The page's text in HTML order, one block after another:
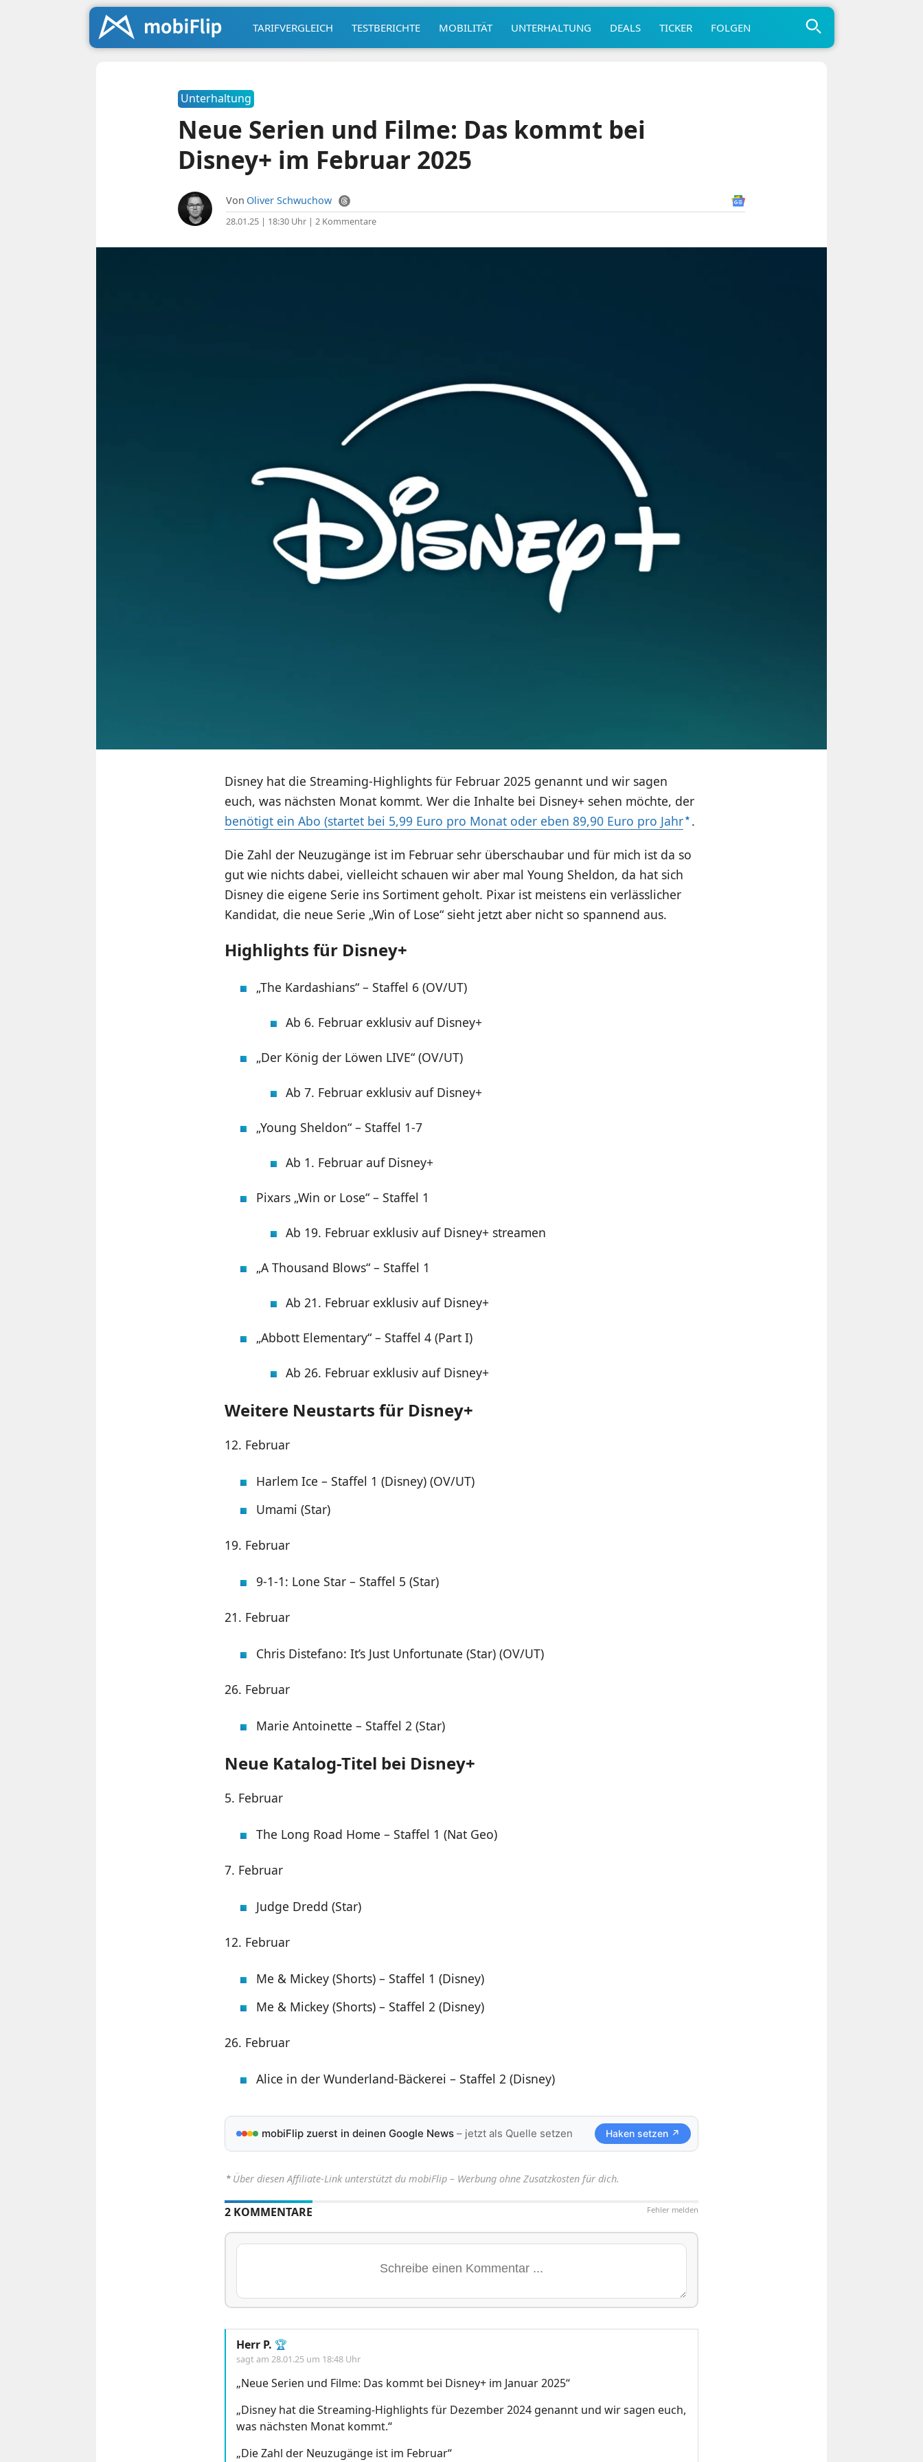
TARIFVERGLEICH TESTBERICHTE MOBILITÄT UNTERHALTUNG DEALS TICKER FOLGEN
Unterhaltung
Neue Serien und Filme: Das kommt bei
Disney+ im Februar 2025
Von Oliver Schwuchow
28.01.25 | 18:30 Uhr| 2 Kommentare
Disney hat die Streaming-Highlights für Februar 2025 genannt und wir sagen
euch, was nächsten Monat kommt. Wer die Inhalte bei Disney+ sehen möchte, der
benötigt ein Abo (startet bei 5,99 Euro pro Monat oder eben 89,90 Euro pro Jahr .
Die Zahl der Neuzugänge ist im Februar sehr überschaubar und für mich ist da so
gut wie nichts dabei, vielleicht schauen wir aber mal Young Sheldon, da hat sich
Disney die eigene Serie ins Sortiment geholt. Pixar ist meistens ein verlässlicher
Kandidat, die neue Serie „Win of Lose“ sieht jetzt aber nicht so spannend aus.
Highlights für Disney+
„The Kardashians“ – Staffel 6 (OV/UT)
Ab 6. Februar exklusiv auf Disney+
„Der König der Löwen LIVE“ (OV/UT)
Ab 7. Februar exklusiv auf Disney+
„Young Sheldon“ – Staffel 1-7
Ab 1. Februar auf Disney+
Pixars „Win or Lose“ – Staffel 1
Ab 19. Februar exklusiv auf Disney+ streamen
„A Thousand Blows“ – Staffel 1
Ab 21. Februar exklusiv auf Disney+
„Abbott Elementary“ – Staffel 4 (Part I)
Ab 26. Februar exklusiv auf Disney+
Weitere Neustarts für Disney+
12. Februar
Harlem Ice – Staffel 1 (Disney) (OV/UT)
Umami (Star)
19. Februar
9-1-1: Lone Star – Staffel 5 (Star)
21. Februar
Chris Distefano: It’s Just Unfortunate (Star) (OV/UT)
26. Februar
Marie Antoinette – Staffel 2 (Star)
Neue Katalog-Titel bei Disney+
5. Februar
The Long Road Home – Staffel 1 (Nat Geo)
7. Februar
Judge Dredd (Star)
12. Februar
Me & Mickey (Shorts) – Staffel 1 (Disney)
Me & Mickey (Shorts) – Staffel 2 (Disney)
26. Februar
Alice in der Wunderland-Bäckerei – Staffel 2 (Disney)
mobiFlip zuerst in deinen Google News– jetzt als Quelle setzen Haken setzen ↗
⋆ Über diesen Affiliate-Link unterstützt du mobiFlip – Werbung ohne Zusatzkosten für dich.
Fehler melden
2 KOMMENTARE
Herr P. 🏆
sagt am 28.01.25 um 18:48 Uhr
„Neue Serien und Filme: Das kommt bei Disney+ im Januar 2025“
„Disney hat die Streaming-Highlights für Dezember 2024 genannt und wir sagen euch,
was nächsten Monat kommt.“
„Die Zahl der Neuzugänge ist im Februar“